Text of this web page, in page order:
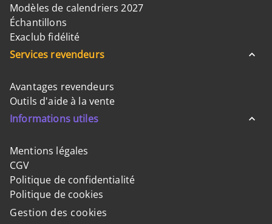
Modèles de calendriers 2027
Échantillons
Exaclub fidélité
Services revendeurs
Avantages revendeurs
Outils d'aide à la vente
Informations utiles
Mentions légales
CGV
Politique de confidentialité
Politique de cookies
Gestion des cookies